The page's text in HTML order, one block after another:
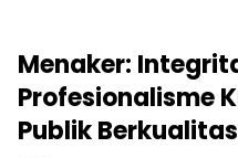
Menaker:
Profesionalisme
Publik Berkualitas